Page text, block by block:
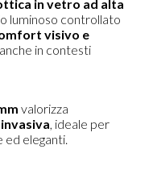
in vetro ad alta
luminoso controllato
visivo e
in contesti
valorizza
, ideale per
eleganti.